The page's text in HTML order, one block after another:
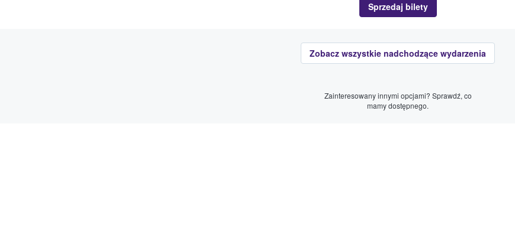
Sprzedaj bilety
Zobacz wszystkie nadchodzące wydarzenia
Zainteresowany innymi opcjami? Sprawdź, co
mamy dostępnego.